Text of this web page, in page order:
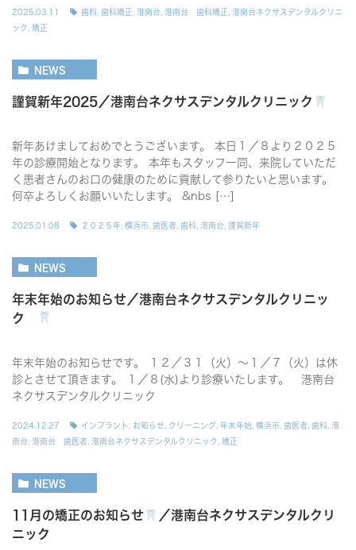
2025.03.11 歯科 歯科矯正 港南台 港南台 歯科矯正 港南台ネクサスデンタルクリニ
ック 矯正
NEWS
謹賀新年2025／港南台ネクサスデンタルクリニック
新年あけましておめでとうございます。 本日１／８より２０２５
年の診療開始となります。 本年もスタッフ一同、来院していただ
く患者さんのお口の健康のために貢献して参りたいと思います。
何卒よろしくお願いいたします。 &nbs […]
2025.01.08 ２０２５年 横浜市 歯医者 歯科 港南台 謹賀新年
NEWS
年末年始のお知らせ／港南台ネクサスデンタルクリニッ
ク
年末年始のお知らせです。 １２／３１（火）〜１／７（火）は休
診とさせて頂きます。 １／８(水)より診療いたします。 港南台
ネクサスデンタルクリニック
2024.12.27 インプラント お知らせ クリーニング 年末年始 横浜市 歯医者 歯科 港
南台 港南台 歯医者 港南台ネクサスデンタルクリニック 矯正
NEWS
11月の矯正のお知らせ
／港南台ネクサスデンタルクリ
ニック